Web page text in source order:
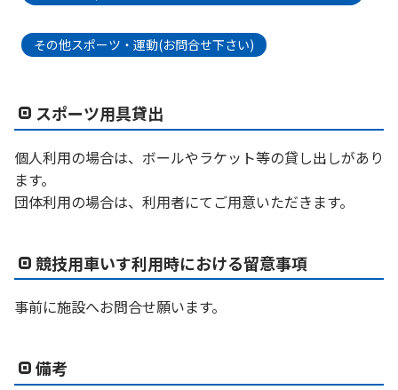
その他スポーツ・運動(お問合せ下さい)
スポーツ用具貸出
個人利用の場合は、ボールやラケット等の貸し出しがあり
ます。
団体利用の場合は、利用者にてご用意いただきます。
競技用車いす利用時における留意事項
事前に施設へお問合せ願います。
備考